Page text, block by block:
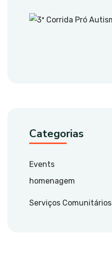
Categorias
Events
homenagem
Serviços Comunitários